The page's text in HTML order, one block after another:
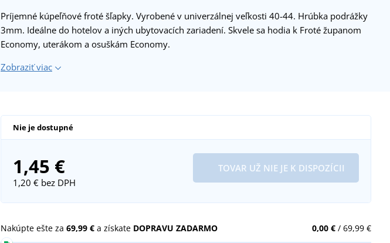
Príjemné kúpeľňové froté šľapky. Vyrobené v univerzálnej veľkosti 40-44. Hrúbka podrážky
3mm. Ideálne do hotelov a iných ubytovacích zariadení. Skvele sa hodia k Froté županom
Economy, uterákom a osuškám Economy.
Zobraziť viac
Nie je dostupné
1,45 €
1,20 €bez DPH
TOVAR UŽ NIE JE K DISPOZÍCII
0,00 €/ 69,99 €
Nakúpte ešte za 69,99 € a získate DOPRAVU ZADARMO